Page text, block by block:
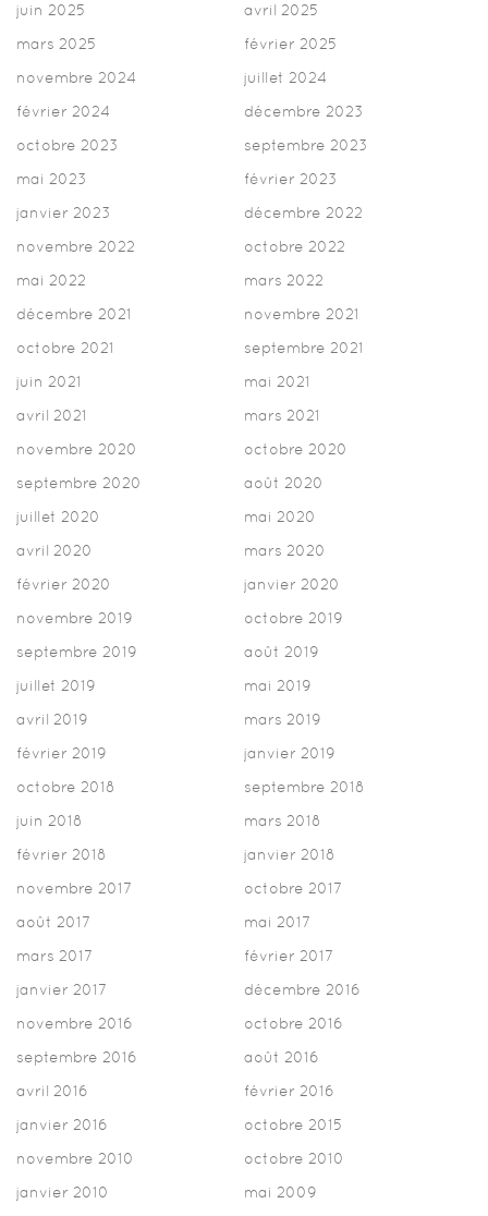
juin 2025
avril 2025
mars 2025
février 2025
novembre 2024
juillet 2024
février 2024
décembre 2023
octobre 2023
septembre 2023
mai 2023
février 2023
janvier 2023
décembre 2022
novembre 2022
octobre 2022
mai 2022
mars 2022
décembre 2021
novembre 2021
octobre 2021
septembre 2021
juin 2021
mai 2021
avril 2021
mars 2021
novembre 2020
octobre 2020
septembre 2020
août 2020
juillet 2020
mai 2020
avril 2020
mars 2020
février 2020
janvier 2020
novembre 2019
octobre 2019
septembre 2019
août 2019
juillet 2019
mai 2019
avril 2019
mars 2019
février 2019
janvier 2019
octobre 2018
septembre 2018
juin 2018
mars 2018
février 2018
janvier 2018
novembre 2017
octobre 2017
août 2017
mai 2017
mars 2017
février 2017
janvier 2017
décembre 2016
novembre 2016
octobre 2016
septembre 2016
août 2016
avril 2016
février 2016
janvier 2016
octobre 2015
novembre 2010
octobre 2010
janvier 2010
mai 2009